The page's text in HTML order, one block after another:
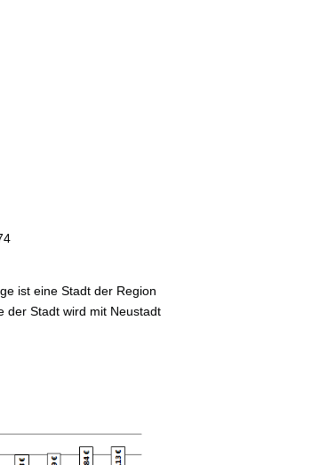
ist eine Stadt der Region
der Stadt wird mit Neustadt